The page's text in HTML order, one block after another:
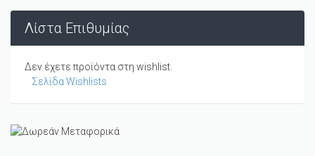
Λίστα Επιθυμίας
Δεν έχετε προϊόντα στη wishlist.
Σελίδα Wishlists